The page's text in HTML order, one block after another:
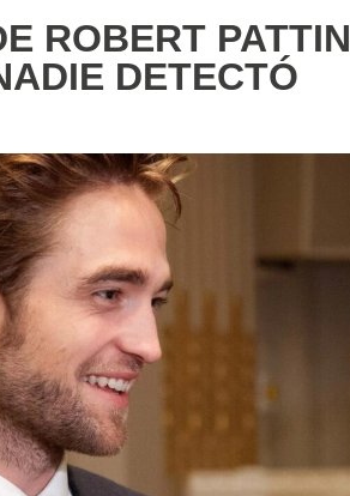
ROBERT
DETECTÓ